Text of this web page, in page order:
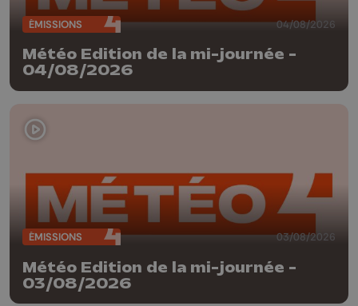
ÉMISSIONS 04/08/2026
Météo Edition de la mi-journée -
04/08/2026
ÉMISSIONS 03/08/2026
Météo Edition de la mi-journée -
03/08/2026